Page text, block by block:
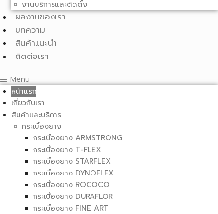
งานบริการและติดตั้ง
ผลงานของเรา
บทความ
สินค้าแนะนำ
ติดต่อเรา
Menu
หน้าแรก
เกี่ยวกับเรา
สินค้าและบริการ
กระเบื้องยาง
กระเบื้องยาง ARMSTRONG
กระเบื้องยาง T-FLEX
กระเบื้องยาง STARFLEX
กระเบื้องยาง DYNOFLEX
กระเบื้องยาง ROCOCO
กระเบื้องยาง DURAFLOR
กระเบื้องยาง FINE ART